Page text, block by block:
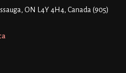
ON L4Y 4H4, Canada (905)